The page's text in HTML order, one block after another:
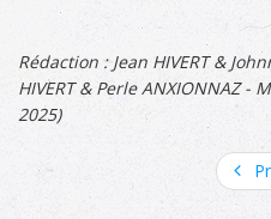
Rédaction : Jean HIVERT &
HIVERT & Perle ANXIONNAZ -
2025)